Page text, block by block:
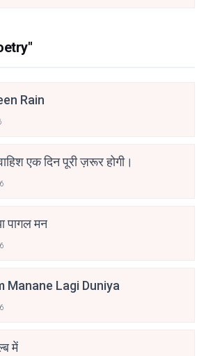
Rain
एक दिन पूरी ज़रूर होगी।
पागल मन
Manane Lagi Duniya
में